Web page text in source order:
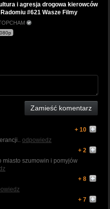
i agresja drogowa kierowców
#621 Wasze Filmy
Zamieść komentarz
+ 10
odpowiedz
+ 2
miasto szumowin i pomyjów
+ 8
+ 7